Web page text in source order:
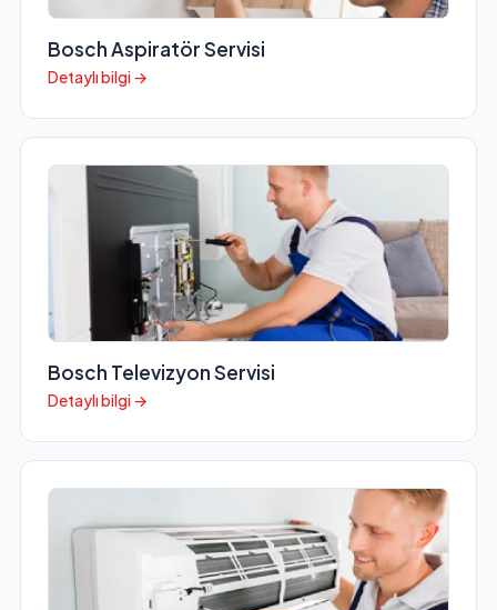
Bosch Aspiratör Servisi
Detaylı bilgi →
Bosch Televizyon Servisi
Detaylı bilgi →